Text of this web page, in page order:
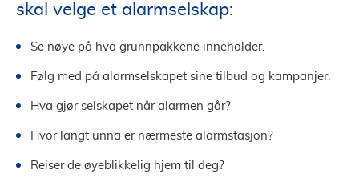
skal velge et alarmselskap:
Se nøye på hva grunnpakkene inneholder.
Følg med på alarmselskapet sine tilbud og kampanjer.
Hva gjør selskapet når alarmen går?
Hvor langt unna er nærmeste alarmstasjon?
Reiser de øyeblikkelig hjem til deg?